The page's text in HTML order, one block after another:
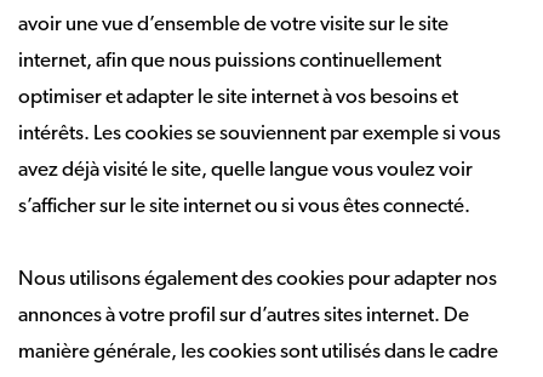
avoir une vue d’ensemble de votre visite sur le site
internet, afin que nous puissions continuellement
optimiser et adapter le site internet à vos besoins et
intérêts. Les cookies se souviennent par exemple si vous
avez déjà visité le site, quelle langue vous voulez voir
s’afficher sur le site internet ou si vous êtes connecté.
Nous utilisons également des cookies pour adapter nos
annonces à votre profil sur d’autres sites internet. De
manière générale, les cookies sont utilisés dans le cadre